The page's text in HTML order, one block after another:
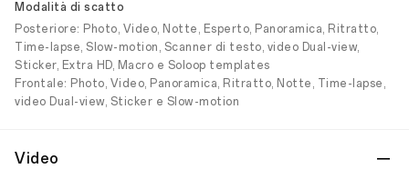
Modalità di scatto
Posteriore: Photo, Video, Notte, Esperto, Panoramica, Ritratto,
Time-lapse, Slow-motion, Scanner di testo, video Dual-view,
Sticker, Extra HD, Macro e Soloop templates
Frontale: Photo, Video, Panoramica, Ritratto, Notte, Time-lapse,
video Dual-view, Sticker e Slow-motion
Video